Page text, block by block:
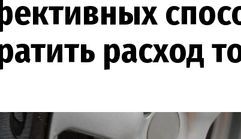
расход